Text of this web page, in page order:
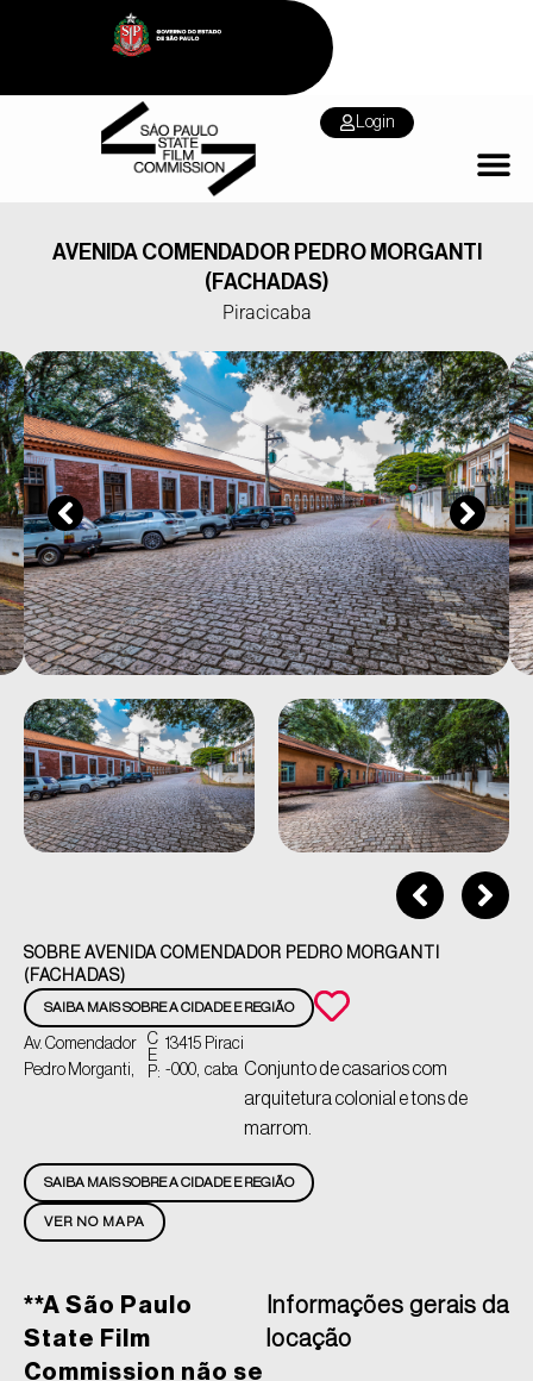
Login
AVENIDA COMENDADOR PEDRO MORGANTI
(FACHADAS)
Piracicaba
SOBRE AVENIDA COMENDADOR PEDRO MORGANTI
(FACHADAS)
SAIBA MAIS SOBRE A CIDADE E REGIÃO
Av. Comendador
Pedro Morganti,
C
E
P:
13415
-000,
Piraci
caba Conjunto de casarios com
arquitetura colonial e tons de
marrom.
VER NO MAPA
SAIBA MAIS SOBRE A CIDADE E REGIÃO
**A São Paulo
State Film
Commission não se
Informações gerais da
locação